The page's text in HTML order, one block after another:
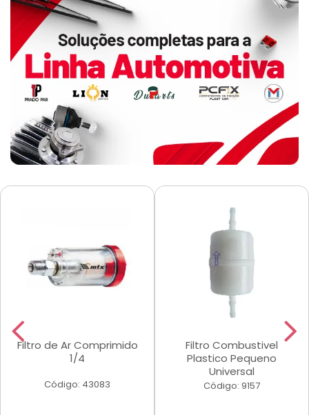
Filtro de Ar Comprimido
1/4
Código: 43083
Filtro Combustivel
Plastico Pequeno
Universal
Código: 9157